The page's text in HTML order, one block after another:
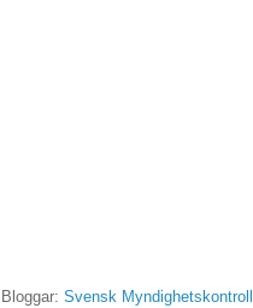
Bloggar: Svensk Myndighetskontroll